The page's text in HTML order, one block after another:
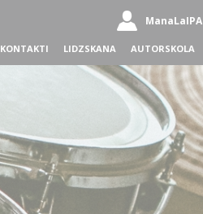
ManaLaIPA
KONTAKTI LIDZSKANA AUTORSKOLA